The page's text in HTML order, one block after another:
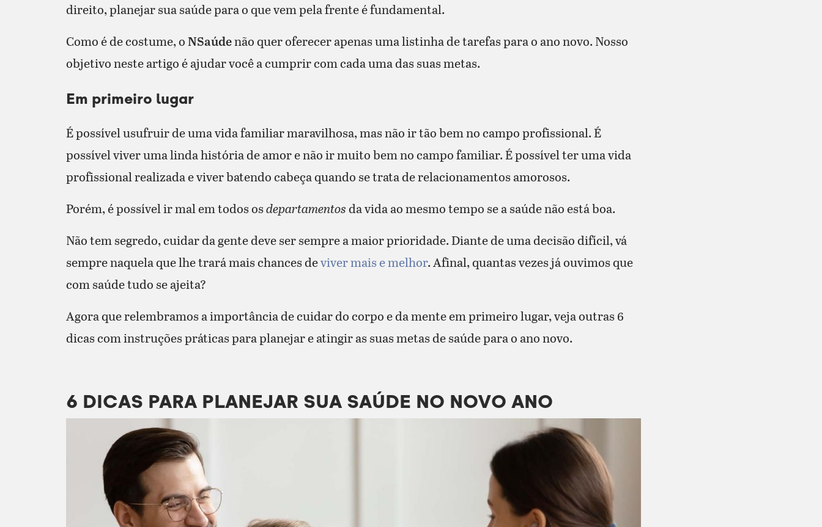
direito, planejar sua saúde para o que vem pela frente é fundamental.
Como é de costume, o NSaúdenão quer oferecer apenas uma listinha de tarefas para o ano novo. Nosso
objetivo neste artigo é ajudar você a cumprir com cada uma das suas metas.
Em primeiro lugar
É possível usufruir de uma vida familiar maravilhosa, mas não ir tão bem no campo profissional. É
possível viver uma linda história de amor e não ir muito bem no campo familiar. É possível ter uma vida
profissional realizada e viver batendo cabeça quando se trata de relacionamentos amorosos.
Porém, é possível ir mal em todos osdepartamentosda vida ao mesmo tempo se a saúde não está boa.
Não tem segredo, cuidar da gente deve ser sempre a maior prioridade. Diante de uma decisão difícil, vá
sempre naquela que lhe trará mais chances deviver mais e melhor. Afinal, quantas vezes já ouvimos que
com saúde tudo se ajeita?
Agora que relembramos a importância de cuidar do corpo e da mente em primeiro lugar, veja outras 6
dicas com instruções práticas para planejar e atingir as suas metas de saúde para o ano novo.
6 DICAS PARA PLANEJAR SUA SAÚDE NO NOVO ANO